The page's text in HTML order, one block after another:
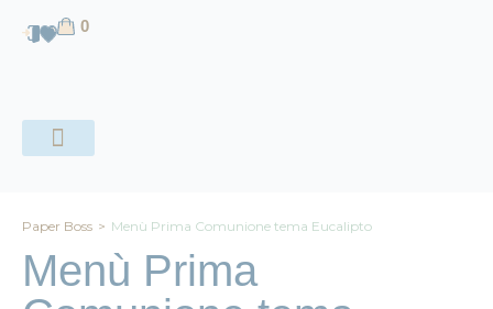
0
Paper Boss > Menù Prima Comunione tema Eucalipto
Menù Prima